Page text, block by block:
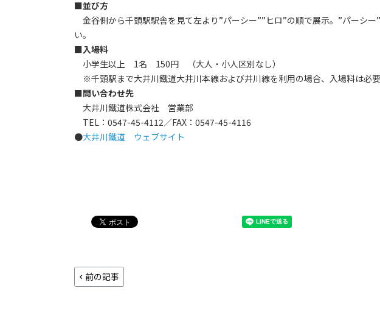
■並び方
金谷側から千頭駅駅舎を見て左より”パーシー””ヒロ”の順で展示。”パーシ
い。
■入場料
小学生以上 1名 150円 （大人・小人区別なし）
※千頭駅まで大井川鐵道大井川本線および井川線を利用の場合、入場料は必
■問い合わせ先
大井川鐵道株式会社 営業部
TEL：0547-45-4112／FAX：0547-45-4116
●大井川鐵道 ウェブサイト
前の記事